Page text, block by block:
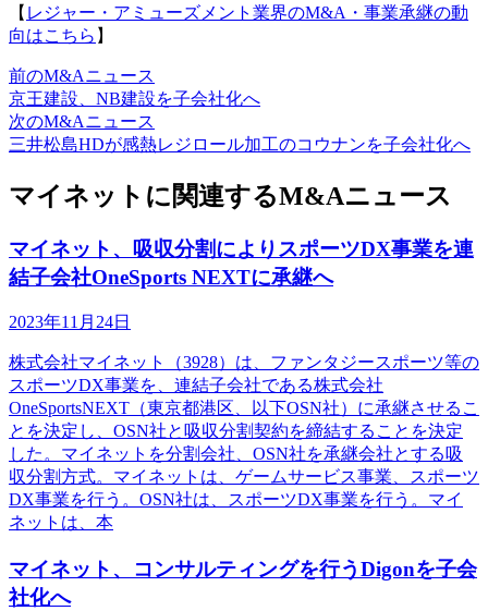
【 レジャー・アミューズメント業界のM&A・事業承継の動
向はこちら 】
前のM&Aニュース
京王建設、NB建設を子会社化へ
次のM&Aニュース
三井松島HDが感熱レジロール加工のコウナンを子会社化へ
マイネットに関連するM&Aニュース
マイネット、吸収分割によりスポーツDX事業を連
結子会社OneSports NEXTに承継へ
2023年11月24日
株式会社マイネット（3928）は、ファンタジースポーツ等の
スポーツDX事業を、連結子会社である株式会社
OneSportsNEXT（東京都港区、以下OSN社）に承継させるこ
とを決定し、OSN社と吸収分割契約を締結することを決定
した。マイネットを分割会社、OSN社を承継会社とする吸
収分割方式。マイネットは、ゲームサービス事業、スポーツ
DX事業を行う。OSN社は、スポーツDX事業を行う。マイ
ネットは、本
マイネット、コンサルティングを行うDigonを子会
社化へ